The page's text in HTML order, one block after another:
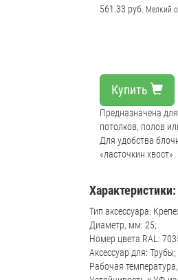
561.33 руб. Мелкий
Купить
Предназначена
потолков, полов
Для удобства
«ласточкин хвост».
Характеристики:
Тип аксессуара:
Диаметр, мм: 25;
Номер цвета RAL:
Аксессуар для: Трубы;
Рабочая